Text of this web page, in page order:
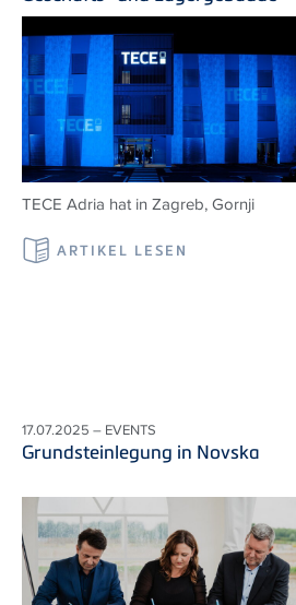
TECE Adria hat in Zagreb,Gornji
ARTIKEL LESEN
17.07.2025 – EVENTS
Grundsteinlegung in Novska